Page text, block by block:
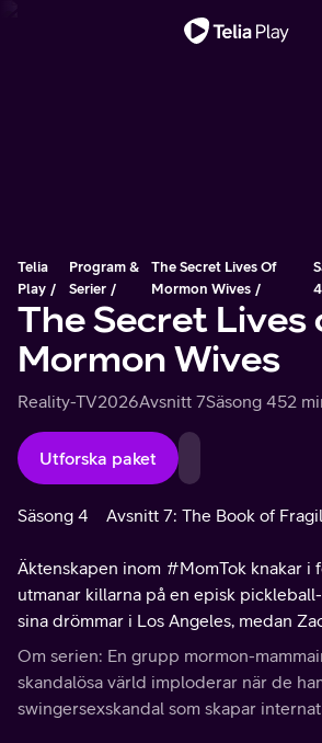
Telia
Play
Program &
Serier
The Secret Lives Of
Mormon Wives
4
The Secret Lives
Mormon Wives
Reality-TV2026Avsnitt 7Säsong 452
Utforska paket
Säsong 4 Avsnitt 7: The Book of
Äktenskapen inom #MomTok knakar i
utmanar killarna på en episk
sina drömmar i Los Angeles, medan
tillvaron som hemmapappa.
Om serien: En grupp mormon-
skandalösa värld imploderar när de
swingersexskandal som skapar